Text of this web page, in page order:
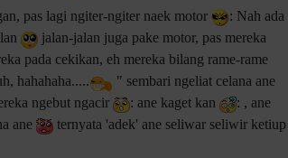
pas lagi ngiter-ngiter naek motor
: Nah ada
jalan-jalan juga pake motor, pas mereka
pada cekikan, eh mereka bilang rame-rame
hahahaha.....
" sembari ngeliat celana ane
ngebut ngacir
: ane kaget kan
: , ane
ane
ternyata 'adek' ane seliwar seliwir ketiup